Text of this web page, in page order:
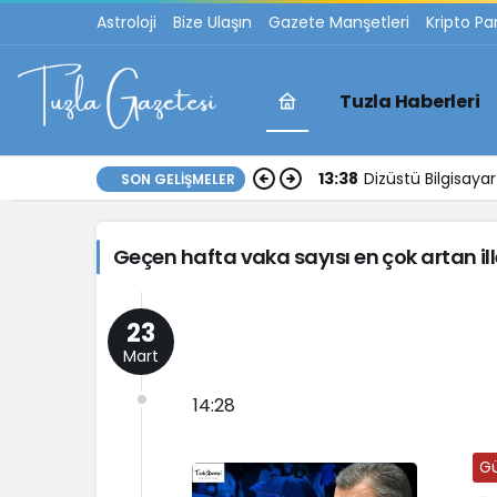
Astroloji Bize Ulaşın Gazete Manşetleri Kripto
Geçen
hafta
vaka
sayısı
Tuzla Haberleri
SON GELIŞMELER 13:38 Dizüstü
Geçen hafta vaka sayısı en çok artan
23
Mart
14:28